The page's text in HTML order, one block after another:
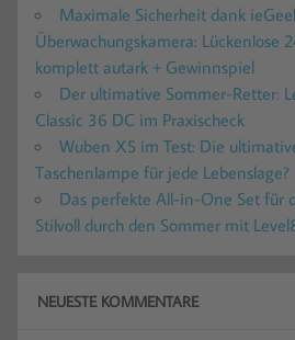
Maximale Sicherheit dank
Überwachungskamera: Lückenlose
komplett autark + Gewinnspiel
Der ultimative Sommer-Retter:
Classic 36 DC im Praxischeck
Wuben X5 im Test: Die
Taschenlampe für jede Lebenslage?
Das perfekte All-in-One Set für
Stilvoll durch den Sommer mit
NEUESTE KOMMENTARE